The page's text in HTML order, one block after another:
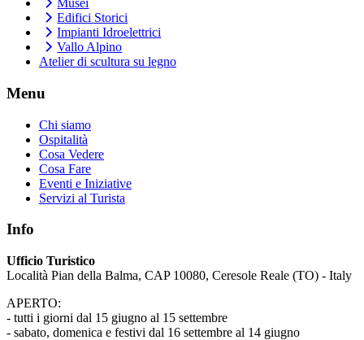
Musei
Edifici Storici
Impianti Idroelettrici
Vallo Alpino
Atelier di scultura su legno
Menu
Chi siamo
Ospitalità
Cosa Vedere
Cosa Fare
Eventi e Iniziative
Servizi al Turista
Info
Ufficio Turistico
Località Pian della Balma, CAP 10080, Ceresole Reale (TO) - Italy
APERTO:
- tutti i giorni dal 15 giugno al 15 settembre
- sabato, domenica e festivi dal 16 settembre al 14 giugno